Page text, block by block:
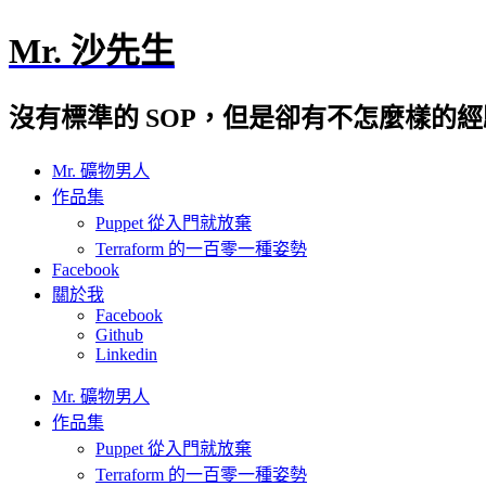
Mr. 沙先生
沒有標準的 SOP，但是卻有不怎麼樣的
Mr. 礦物男人
作品集
Puppet 從入門就放棄
Terraform 的一百零一種姿勢
Facebook
關於我
Facebook
Github
Linkedin
Mr. 礦物男人
作品集
Puppet 從入門就放棄
Terraform 的一百零一種姿勢